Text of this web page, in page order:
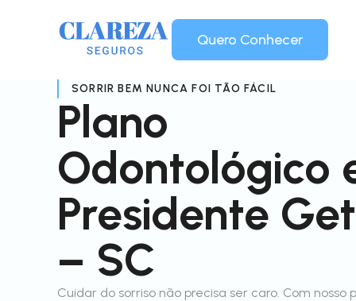
Quero Conhecer
SORRIR BEM NUNCA FOI TÃO FÁCIL
Plano
Odontológico
Presidente
– SC
Cuidar do sorriso não precisa ser caro. Com nosso